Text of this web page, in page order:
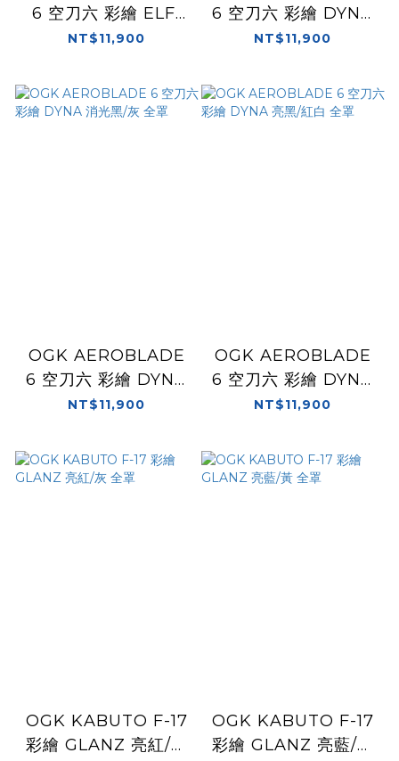
6 空刀六 彩繪 ELFI
消光黑/白 全罩
NT$11,900
6 空刀六 彩繪 DYNA
消光黑/紅 全罩
NT$11,900
OGK AEROBLADE
6 空刀六 彩繪 DYNA
消光黑/灰 全罩
NT$11,900
OGK AEROBLADE
6 空刀六 彩繪 DYNA
亮黑/紅白 全罩
NT$11,900
OGK KABUTO F-17
彩繪 GLANZ 亮紅/灰
OGK KABUTO F-17
彩繪 GLANZ 亮藍/黃